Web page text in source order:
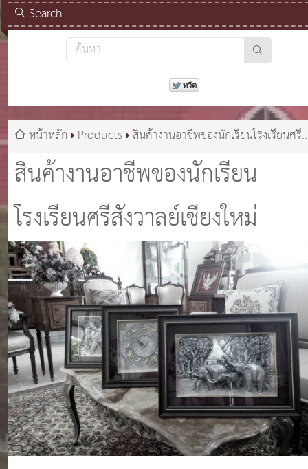
Search
สินค้างานอาชีพของนักเรียน
โรงเรียนศรีสังวาลย์เชียงใหม่
หน้าหลัก Products สินค้างานอาชีพของนักเรียนโรงเรียนศรี
สังวาลย์เชียงใหม่